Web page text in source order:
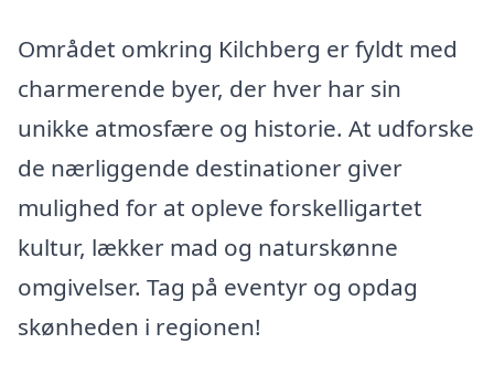
Området omkring Kilchberg er fyldt med
charmerende byer, der hver har sin
unikke atmosfære og historie. At udforske
de nærliggende destinationer giver
mulighed for at opleve forskelligartet
kultur, lækker mad og naturskønne
omgivelser. Tag på eventyr og opdag
skønheden i regionen!